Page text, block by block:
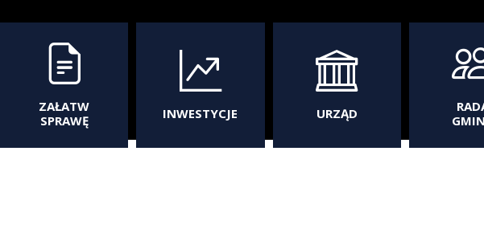
ZAŁATW
SPRAWĘ
INWESTYCJE URZĄD